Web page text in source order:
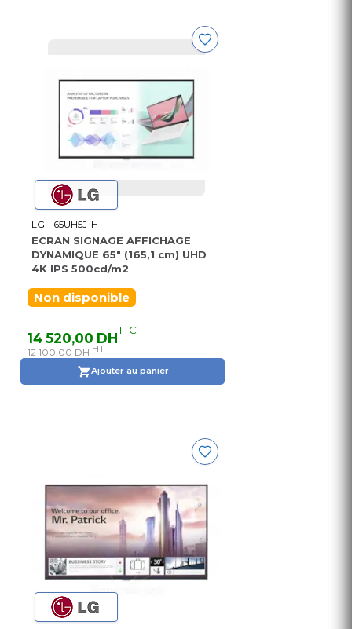
LG - 65UH5J-H
ECRAN SIGNAGE AFFICHAGE
DYNAMIQUE 65" (165,1 cm) UHD
4K IPS 500cd/m2
Non disponible
14 520,00 DHTTC
12 100,00 DH HT
Ajouter au panier